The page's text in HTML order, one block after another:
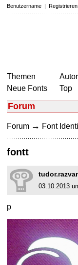
Benutzername | Registrieren
Themen
Neue Fonts
Top
Forum
Forum → Font
fontt
03.10.2013
p